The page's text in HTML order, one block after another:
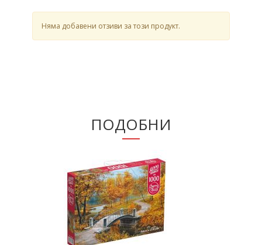
Няма добавени отзиви за този продукт.
ПОДОБНИ